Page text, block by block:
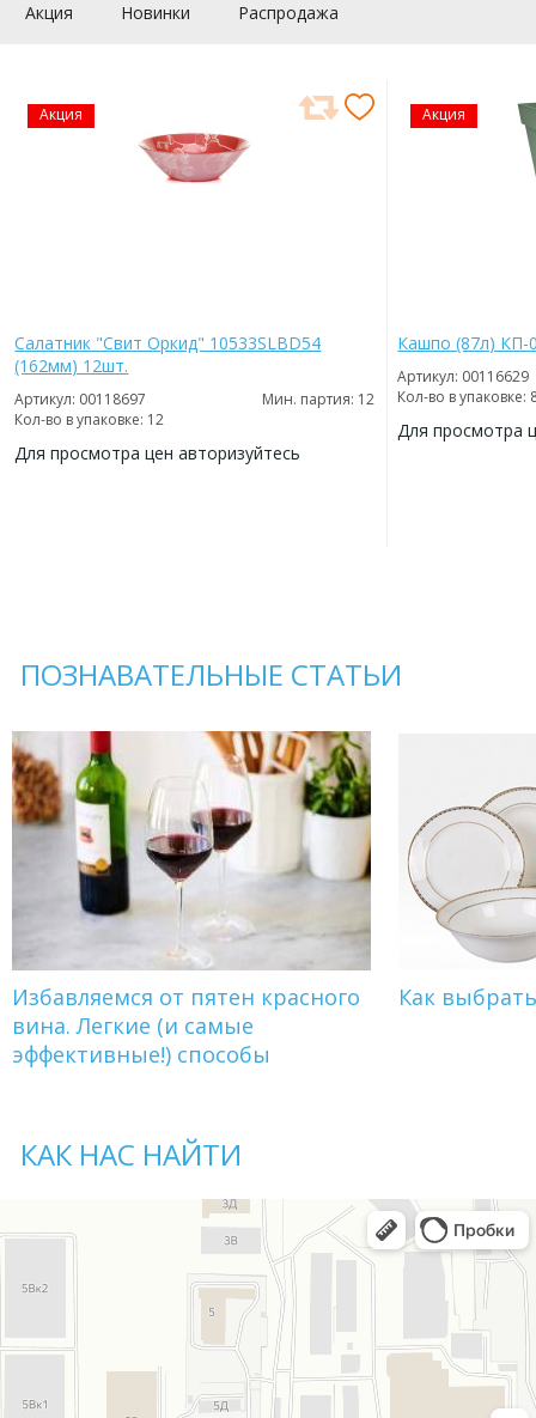
Акция Новинки Распродажа
Акция
Салатник "Свит Оркид" 10533SLBD54
(162мм) 12шт.
Артикул: 00118697
Мин. партия: 12
Кол-во в упаковке: 12
Для просмотра цен авторизуйтесь
Акция
Кашпо (87л) КП-
Артикул: 00116629
Кол-во в упаковке:
Для просмотра
ПОЗНАВАТЕЛЬНЫЕ СТАТЬИ
Избавляемся от пятен красного
вина. Легкие (и самые
эффективные!) способы
Как
КАК НАС НАЙТИ